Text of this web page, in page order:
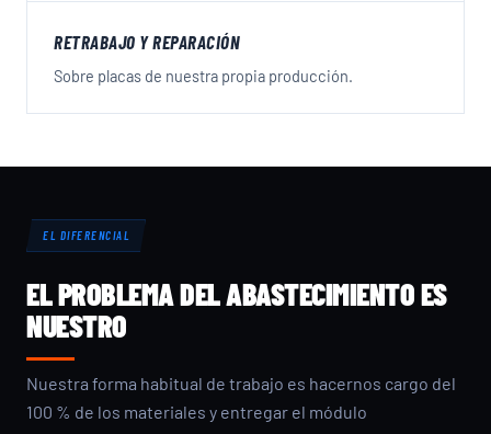
RETRABAJO Y REPARACIÓN
Sobre placas de nuestra propia producción.
EL DIFERENCIAL
EL PROBLEMA DEL ABASTECIMIENTO ES
NUESTRO
Nuestra forma habitual de trabajo es hacernos cargo del
100 % de los materiales y entregar el módulo